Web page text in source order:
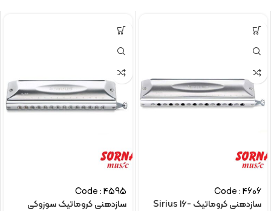
Code : 4606
سازدهنی کروماتیک Sirius 16-
Code : 4595
سازدهنی کروماتیک سوزوکی